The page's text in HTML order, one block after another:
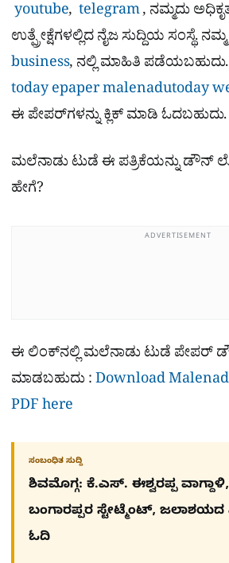
youtube, telegram, ನಮ್ಮದು
ಉತ್ಪ್ರೇಕ್ಷೆಗಳಲ್ಲಿದ ನೈಜ ಸುದ್ದಿಯ ಸಂಸ್ಥೆ.
business, ನಲ್ಲಿ ಮಾಹಿತಿ
today epapermalenadutoday
ಈ ಪೇಪರ್​ಗಳನ್ನು ಕ್ಲಿಕ್ ಮಾಡಿ ಓದಬಹುದು.
ಮಲೆನಾಡು ಟುಡೆ ಈ ಪತ್ರಿಕೆಯನ್ನು ಡೌನ್​
ಹೇಗೆ?
ADVERTISEMENT
ಈ ಲಿಂಕ್​ನಲ್ಲಿ ಮಲೆನಾಡು ಟುಡೆ
ಮಾಡಬಹುದು :Download
PDF here
ಸಂಬಂಧಿತ ಸುದ್ದಿ
ಶಿವಮೊಗ್ಗ: ಕೆ.ಎಸ್. ಈಶ್ವರಪ್ಪ
ಬಂಗಾರಪ್ಪರ ಸ್ಟೇಟ್ಮೆಂಟ್, ಜಲಾಶಯದ
ಓದಿ